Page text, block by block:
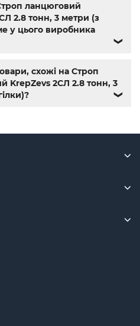
ланцюговий
2.8 тонн, 3 метри (з
у цього виробника
❯
схожі на Строп
KrepZevs 2СЛ 2.8 тонн, 3
❯